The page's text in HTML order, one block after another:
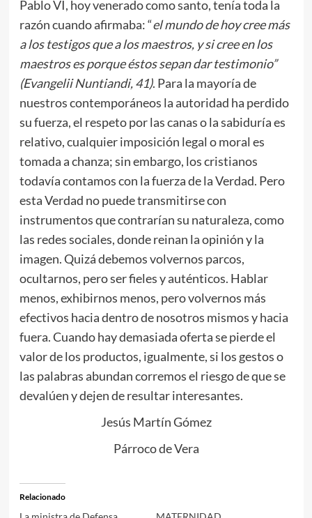
Pablo VI, hoy venerado como santo, tenía toda la
razón cuando afirmaba: “el mundo de hoy cree más
a los testigos que a los maestros, y si cree en los
maestros es porque éstos sepan dar testimonio”
(Evangelii Nuntiandi, 41). Para la mayoría de
nuestros contemporáneos la autoridad ha perdido
su fuerza, el respeto por las canas o la sabiduría es
relativo, cualquier imposición legal o moral es
tomada a chanza; sin embargo, los cristianos
todavía contamos con la fuerza de la Verdad. Pero
esta Verdad no puede transmitirse con
instrumentos que contrarían su naturaleza, como
las redes sociales, donde reinan la opinión y la
imagen. Quizá debemos volvernos parcos,
ocultarnos, pero ser fieles y auténticos. Hablar
menos, exhibirnos menos, pero volvernos más
efectivos hacia dentro de nosotros mismos y hacia
fuera. Cuando hay demasiada oferta se pierde el
valor de los productos, igualmente, si los gestos o
las palabras abundan corremos el riesgo de que se
devalúen y dejen de resultar interesantes.
Jesús Martín Gómez
Párroco de Vera
Relacionado